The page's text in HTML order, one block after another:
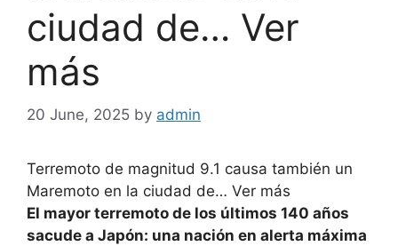
ciudad de… Ver
más
20 June, 2025 by admin
Terremoto de magnitud 9.1 causa también un
Maremoto en la ciudad de… Ver más
El mayor terremoto de los últimos 140 años
sacude a Japón: una nación en alerta máxima